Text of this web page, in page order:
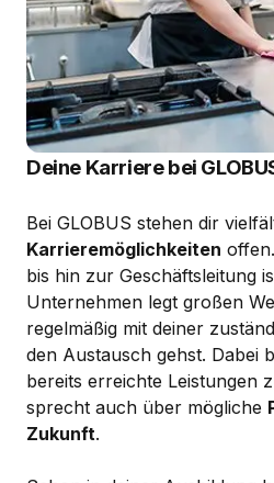
Deine Karriere bei
Bei GLOBUS stehen dir
Karrieremöglichkeiten
bis hin zur Geschäftsleitung
Unternehmen legt großen
regelmäßig mit deiner
den Austausch gehst. Dabei
bereits erreichte Leistungen
sprecht auch über mögliche
Zukunft.